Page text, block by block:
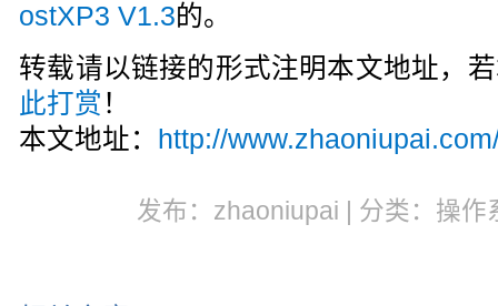
ostXP3 V1.3的。
转载请以链接的形式注明本文地址，
此打赏 ！
本文地址：
http://
发布：zhaoniupai | 分类：操作